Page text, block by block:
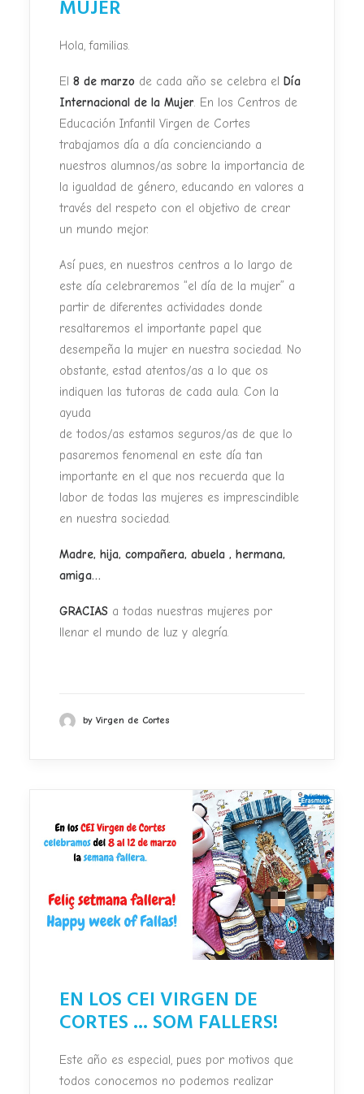
MUJER
Hola, familias.
El 8 de marzo de cada año se celebra el Día
Internacional de la Mujer. En los Centros de
Educación Infantil Virgen de Cortes
trabajamos día a día concienciando a
nuestros alumnos/as sobre la importancia de
la igualdad de género, educando en valores a
través del respeto con el objetivo de crear
un mundo mejor.
Así pues, en nuestros centros a lo largo de
este día celebraremos “el día de la mujer” a
partir de diferentes actividades donde
resaltaremos el importante papel que
desempeña la mujer en nuestra sociedad. No
obstante, estad atentos/as a lo que os
indiquen las tutoras de cada aula. Con la
ayuda
de todos/as estamos seguros/as de que lo
pasaremos fenomenal en este día tan
importante en el que nos recuerda que la
labor de todas las mujeres es imprescindible
en nuestra sociedad.
Madre, hija, compañera, abuela , hermana,
amiga…
GRACIAS a todas nuestras mujeres por
llenar el mundo de luz y alegría.
by Virgen de Cortes
EN LOS CEI VIRGEN DE
CORTES ... SOM FALLERS!
Este año es especial, pues por motivos que
todos conocemos no podemos realizar